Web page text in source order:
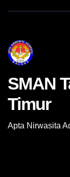
SMAN
Timur
Apta Nirwasita